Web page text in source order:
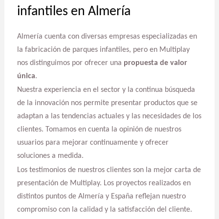
infantiles en Almería
Almería cuenta con diversas empresas especializadas en
la fabricación de parques infantiles, pero en Multiplay
nos distinguimos por ofrecer una propuesta de valor
única.
Nuestra experiencia en el sector y la continua búsqueda
de la innovación nos permite presentar productos que se
adaptan a las tendencias actuales y las necesidades de los
clientes. Tomamos en cuenta la opinión de nuestros
usuarios para mejorar continuamente y ofrecer
soluciones a medida.
Los testimonios de nuestros clientes son la mejor carta de
presentación de Multiplay. Los proyectos realizados en
distintos puntos de Almería y España reflejan nuestro
compromiso con la calidad y la satisfacción del cliente.